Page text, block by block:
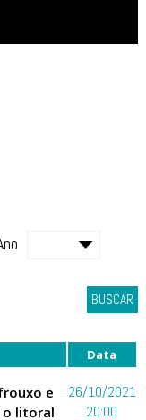
BUSCAR
Data
e
o litoral
26/10/2021
20:00